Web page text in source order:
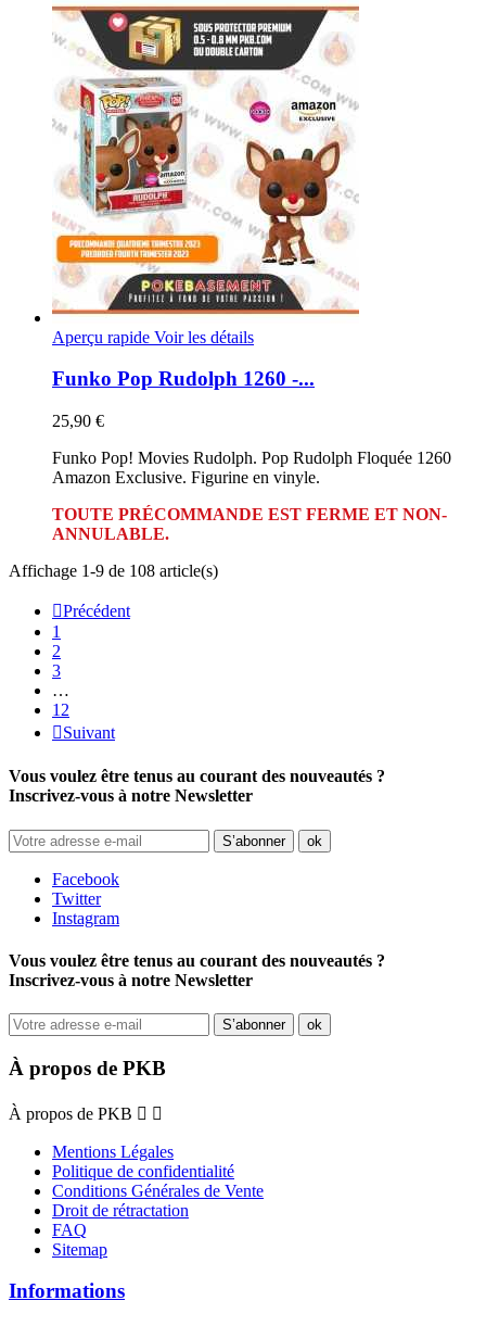
Aperçu rapide Voir les détails
Funko Pop Rudolph 1260 -...
25,90 €
Funko Pop! Movies Rudolph. Pop Rudolph Floquée 1260
Amazon Exclusive. Figurine en vinyle.
TOUTE PRÉCOMMANDE EST FERME ET NON-
ANNULABLE.
Affichage 1-9 de 108 article(s)
Précédent
1
2
3
…
12
Suivant
Vous voulez être tenus au courant des nouveautés ?
Inscrivez-vous à notre Newsletter
Facebook
Twitter
Instagram
Vous voulez être tenus au courant des nouveautés ?
Inscrivez-vous à notre Newsletter
À propos de PKB
À propos de PKB  
Mentions Légales
Politique de confidentialité
Conditions Générales de Vente
Droit de rétractation
FAQ
Sitemap
Informations